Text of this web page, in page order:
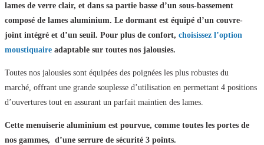
lames de verre clair, et dans sa partie basse d’un sous-bassement
composé de lames aluminium. Le dormant est équipé d’un couvre-
joint intégré et d’un seuil. Pour plus de confort, choisissez l’option
moustiquaire adaptable sur toutes nos jalousies.
Toutes nos jalousies sont équipées des poignées les plus robustes du
marché, offrant une grande souplesse d’utilisation en permettant 4 positions
d’ouvertures tout en assurant un parfait maintien des lames.
Cette menuiserie aluminium est pourvue, comme toutes les portes de
nos gammes, d’une serrure de sécurité 3 points.